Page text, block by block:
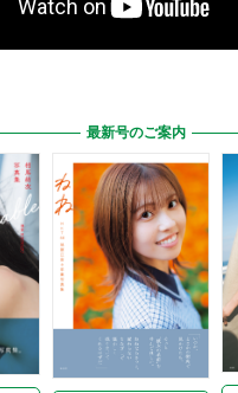
最新号のご案内